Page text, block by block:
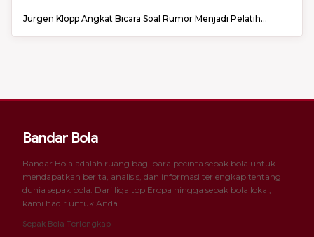
Jürgen Klopp Angkat Bicara Soal Rumor Menjadi Pelatih...
Bandar Bola
Bandar Bola adalah ruang bagi para pecinta sepak bola untuk
mendapatkan berita, analisis, dan informasi terlengkap tentang
dunia sepak bola. Dari liga top Eropa hingga sepak bola lokal,
kami hadir untuk Anda.
Sepak Bola Terlengkap